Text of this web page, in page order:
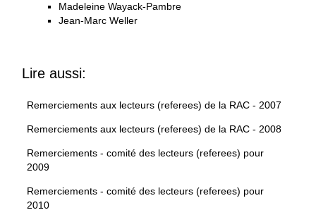
Madeleine Wayack-Pambre
Jean-Marc Weller
Lire aussi:
Remerciements aux lecteurs (referees) de la RAC - 2007
Remerciements aux lecteurs (referees) de la RAC - 2008
Remerciements - comité des lecteurs (referees) pour
2009
Remerciements - comité des lecteurs (referees) pour
2010